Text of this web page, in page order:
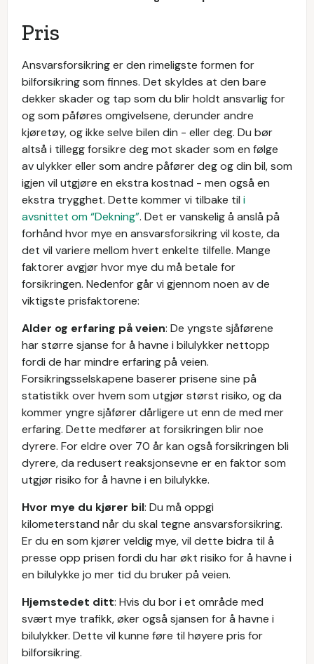
Pris
Ansvarsforsikring er den rimeligste formen for
bilforsikring som finnes. Det skyldes at den bare
dekker skader og tap som du blir holdt ansvarlig for
og som påføres omgivelsene, derunder andre
kjøretøy, og ikke selve bilen din - eller deg. Du bør
altså i tillegg forsikre deg mot skader som en følge
av ulykker eller som andre påfører deg og din bil, som
igjen vil utgjøre en ekstra kostnad - men også en
ekstra trygghet. Dette kommer vi tilbake til i
avsnittet om “Dekning”. Det er vanskelig å anslå på
forhånd hvor mye en ansvarsforsikring vil koste, da
det vil variere mellom hvert enkelte tilfelle. Mange
faktorer avgjør hvor mye du må betale for
forsikringen. Nedenfor går vi gjennom noen av de
viktigste prisfaktorene:
Alder og erfaring på veien: De yngste sjåførene
har større sjanse for å havne i bilulykker nettopp
fordi de har mindre erfaring på veien.
Forsikringsselskapene baserer prisene sine på
statistikk over hvem som utgjør størst risiko, og da
kommer yngre sjåfører dårligere ut enn de med mer
erfaring. Dette medfører at forsikringen blir noe
dyrere. For eldre over 70 år kan også forsikringen bli
dyrere, da redusert reaksjonsevne er en faktor som
utgjør risiko for å havne i en bilulykke.
Hvor mye du kjører bil: Du må oppgi
kilometerstand når du skal tegne ansvarsforsikring.
Er du en som kjører veldig mye, vil dette bidra til å
presse opp prisen fordi du har økt risiko for å havne i
en bilulykke jo mer tid du bruker på veien.
Hjemstedet ditt: Hvis du bor i et område med
svært mye trafikk, øker også sjansen for å havne i
bilulykker. Dette vil kunne føre til høyere pris for
bilforsikring.